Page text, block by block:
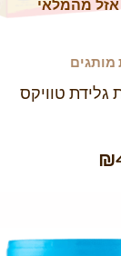
אזל מהמלאי
מותגים
גלידת טוויקס
₪